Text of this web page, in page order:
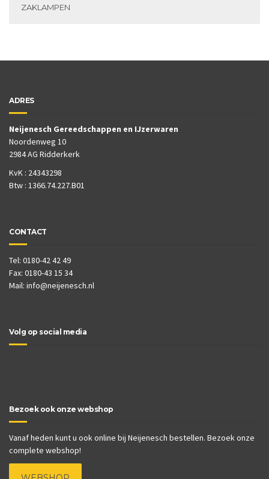
ZAKLAMPEN
ADRES
Neijenesch Gereedschappen en IJzerwaren
Noordenweg 10
2984 AG Ridderkerk
KvK : 24343298
Btw : 1366.74.227.B01
CONTACT
Tel: 0180-42 42 49
Fax: 0180-43 15 34
Mail: info@neijenesch.nl
Volg op social media
Bezoek ook onze webshop
Vanaf heden kunt u ook online bij Neijenesch bestellen. Bezoek onze
complete webshop!